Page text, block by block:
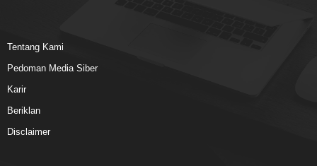
Tentang Kami
Pedoman Media Siber
Karir
Beriklan
Disclaimer